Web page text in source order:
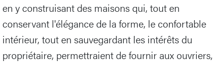
en y construisant des maisons qui, tout en
conservant l'élégance de la forme, le confortable
intérieur, tout en sauvegardant les intérêts du
propriétaire, permettraient de fournir aux ouvriers,